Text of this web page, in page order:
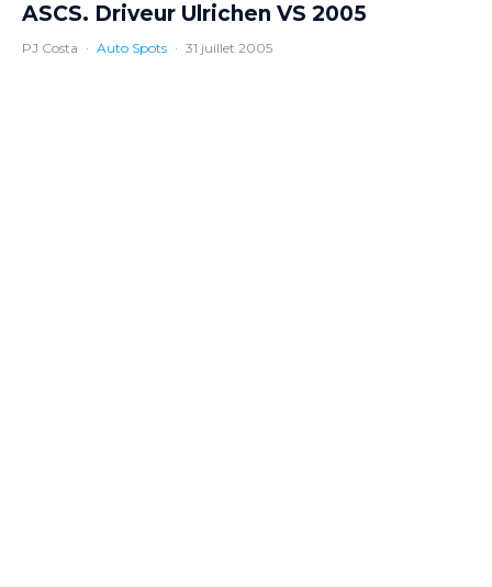
ASCS. Driveur Ulrichen VS 2005
PJ Costa · Auto Spots · 31 juillet 2005